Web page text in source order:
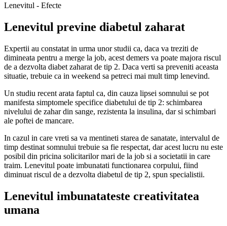
Lenevitul - Efecte
Lenevitul previne diabetul zaharat
Expertii au constatat in urma unor studii ca, daca va treziti de
dimineata pentru a merge la job, acest demers va poate majora riscul
de a dezvolta diabet zaharat de tip 2. Daca verti sa preveniti aceasta
situatie, trebuie ca in weekend sa petreci mai mult timp lenevind.
Un studiu recent arata faptul ca, din cauza lipsei somnului se pot
manifesta simptomele specifice diabetului de tip 2: schimbarea
nivelului de zahar din sange, rezistenta la insulina, dar si schimbari
ale poftei de mancare.
In cazul in care vreti sa va mentineti starea de sanatate, intervalul de
timp destinat somnului trebuie sa fie respectat, dar acest lucru nu este
posibil din pricina solicitarilor mari de la job si a societatii in care
traim. Lenevitul poate imbunatati functionarea corpului, fiind
diminuat riscul de a dezvolta diabetul de tip 2, spun specialistii.
Lenevitul imbunatateste creativitatea
umana